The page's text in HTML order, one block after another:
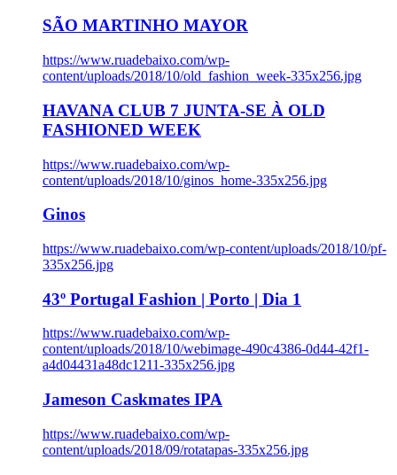
SÃO MARTINHO MAYOR
https://www.ruadebaixo.com/wp-
content/uploads/2018/10/old_fashion_week-335x256.jpg
HAVANA CLUB 7 JUNTA-SE À OLD
FASHIONED WEEK
https://www.ruadebaixo.com/wp-
content/uploads/2018/10/ginos_home-335x256.jpg
Ginos
https://www.ruadebaixo.com/wp-content/uploads/2018/10/pf-
335x256.jpg
43º Portugal Fashion | Porto | Dia 1
https://www.ruadebaixo.com/wp-
content/uploads/2018/10/webimage-490c4386-0d44-42f1-
a4d04431a48dc1211-335x256.jpg
Jameson Caskmates IPA
https://www.ruadebaixo.com/wp-
content/uploads/2018/09/rotatapas-335x256.jpg